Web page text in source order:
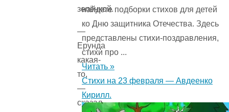
зелёнкой.
—
Ерунда
какая-
то,
—
сказал
найдете подборки стихов для детей
ко Дню защитника Отечества. Здесь
представлены стихи-поздравления,
стихи про ...
Читать »
Стихи на 23 февраля — Авдеенко
Кирилл.